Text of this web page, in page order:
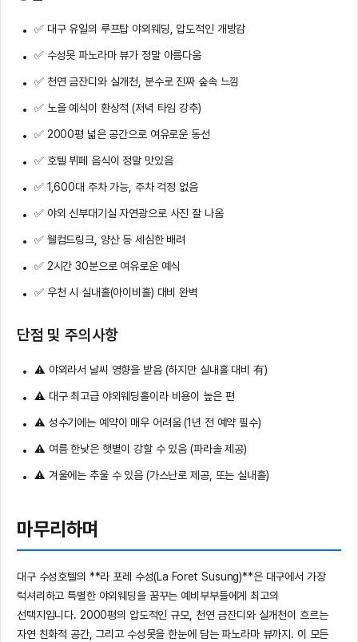
✅ 대구 유일의 루프탑 야외웨딩, 압도적인 개방감
✅ 수성못 파노라마 뷰가 정말 아름다움
✅ 천연 금잔디와 실개천, 분수로 진짜 숲속 느낌
✅ 노을 예식이 환상적 (저녁 타임 강추)
✅ 2000평 넓은 공간으로 여유로운 동선
✅ 호텔 뷔페 음식이 정말 맛있음
✅ 1,600대 주차 가능, 주차 걱정 없음
✅ 야외 신부대기실 자연광으로 사진 잘 나옴
✅ 웰컴드링크, 양산 등 세심한 배려
✅ 2시간 30분으로 여유로운 예식
✅ 우천 시 실내홀(아이비홀) 대비 완벽
단점 및 주의사항
⚠️ 야외라서 날씨 영향을 받음 (하지만 실내홀 대비 有)
⚠️ 대구 최고급 야외웨딩홀이라 비용이 높은 편
⚠️ 성수기에는 예약이 매우 어려움 (1년 전 예약 필수)
⚠️ 여름 한낮은 햇볕이 강할 수 있음 (파라솔 제공)
⚠️ 겨울에는 추울 수 있음 (가스난로 제공, 또는 실내홀)
마무리하며
대구 수성호텔의 **라 포레 수성(La Foret Susung)**은 대구에서 가장
럭셔리하고 특별한 야외웨딩을 꿈꾸는 예비부부들에게 최고의
선택지입니다. 2000평의 압도적인 규모, 천연 금잔디와 실개천이 흐르는
자연 친화적 공간, 그리고 수성못을 한눈에 담는 파노라마 뷰까지. 이 모든